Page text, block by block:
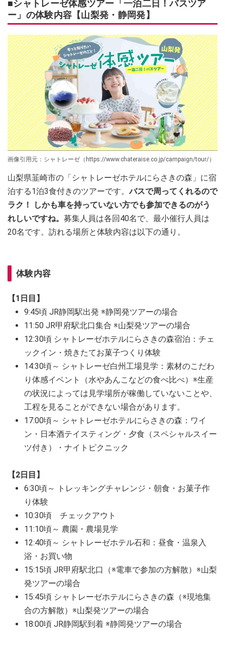
■シャトレーゼ体感ツアー「一泊二日！バスツア
ー」の体験内容【山梨発・静岡発】
画像引用元：シャトレーゼ（https://www.chateraise.co.jp/campaign/tour/）
山梨県韮崎市の「シャトレーゼホテルにらさきの森」に宿
泊する1泊3食付きのツアーです。バスで周ってくれるので
ラク！ しかも車を持っていない方でも参加できるのがう
れしいですね。 募集人員は各回40名で、最小催行人員は
20名です。訪れる場所と体験内容は以下の通り。
体験内容
【1日目】
9:45頃 JR静岡駅出発 ※静岡発ツアーの場合
11:50 JR甲府駅北口集合 ※山梨発ツアーの場合
12:30頃 シャトレーゼホテルにらさきの森宿泊：チェ
ックイン・焼きたてお菓子つくり体験
14:30頃～ シャトレーゼ白州工場見学：素材のこだわ
り体感イベント（水やあんこなどの食べ比べ）※生産
の状況によっては見学場所が稼働していないことや、
工程を見ることができない場合があります。
17:00頃～ シャトレーゼホテルにらさきの森：ワイ
ン・日本酒テイスティング・夕食（スペシャルスイー
ツ付き）・ナイトピクニック
【2日目】
6:30頃～ トレッキングチャレンジ・朝食・お菓子作
り体験
10:30頃 チェックアウト
11:10頃～ 農園・農場見学
12:40頃～ シャトレーゼホテル石和：昼食・温泉入
浴・お買い物
15:15頃 JR甲府駅北口（※電車で参加の方解散）※山梨
発ツアーの場合
15:45頃 シャトレーゼホテルにらさきの森（※現地集
合の方解散）※山梨発ツアーの場合
18:00頃 JR静岡駅到着 ※静岡発ツアーの場合